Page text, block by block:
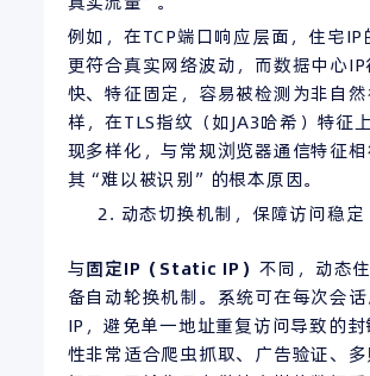
例如，在TCP端口响应层面，住宅IP
更符合真实网络波动，而数据中心
快、特征固定，容易被检测为非自
样，在TLS指纹（如JA3哈希）特征
现多样化，与常规浏览器通信特征
其“难以被识别”的根本原因。
动态切换机制，保障访问稳定
与固定IP （ Static IP ） 不同，动态
备自动轮换机制。系统可在每次会
IP，避免单一地址重复访问导致的
性非常适合爬虫抓取、广告验证、